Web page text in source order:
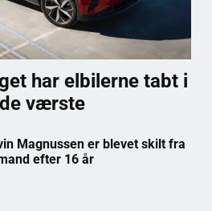
har elbilerne tabt i
værste
Magnussen er blevet skilt fra
efter 16 år